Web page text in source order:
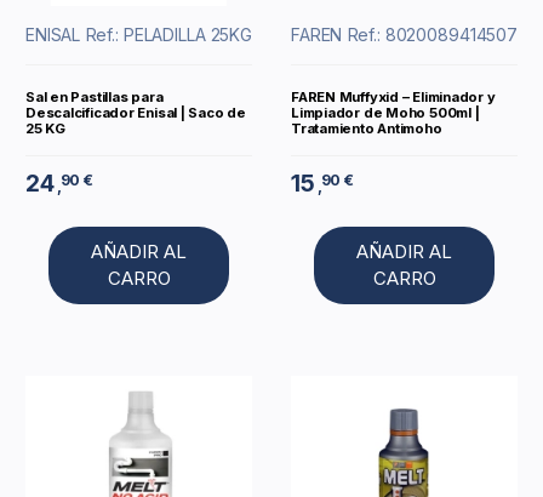
ENISAL Ref.: PELADILLA 25KG
Sal en Pastillas para
Descalcificador Enisal | Saco de
25 KG
24 ,90 €
AÑADIR AL
CARRO
FAREN Ref.: 8020089414507
FAREN Muffyxid – Eliminador y
Limpiador de Moho 500ml |
Tratamiento Antimoho
15 ,90 €
AÑADIR AL
CARRO